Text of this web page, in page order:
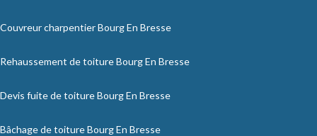
Couvreur charpentier Bourg En Bresse
Rehaussement de toiture Bourg En Bresse
Devis fuite de toiture Bourg En Bresse
Bâchage de toiture Bourg En Bresse